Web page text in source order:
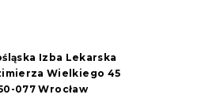
Izba Lekarska
Wielkiego 45
077 Wrocław